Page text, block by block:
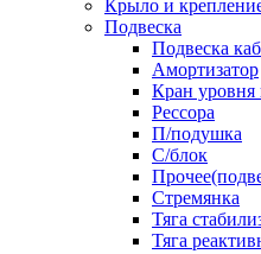
Крыло и
Подвеска
Подвеска
Амортизатор
Кран уровня
Рессора
П/подушка
С/блок
Стремянка
Тяга
Тяга